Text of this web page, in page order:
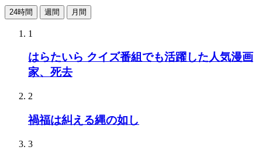
24時間 週間 月間
1
はらたいら クイズ番組でも活躍した人気漫画
家、死去
2
禍福は糾える縄の如し
3